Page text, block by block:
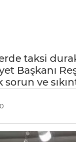
taksi
Başkanı
sorun ve